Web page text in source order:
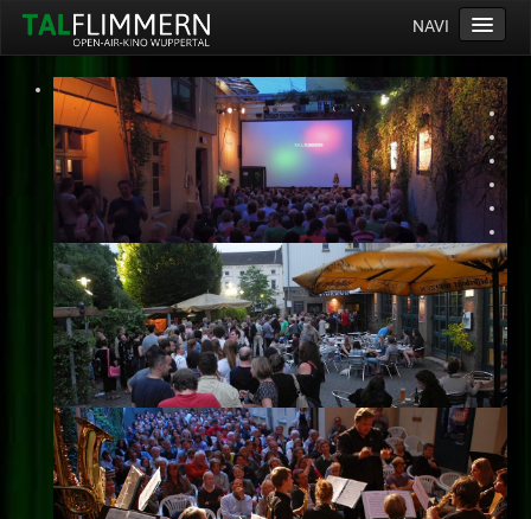
NAVI
Home
Programm
Service
Ticketinfos
Ort
Anreise
Wetter
Kinogutschein
Konzept
Archiv
Kontakt